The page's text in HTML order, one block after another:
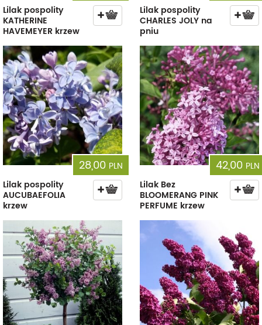
Lilak pospolity
KATHERINE
HAVEMEYER krzew
Lilak pospolity
CHARLES JOLY na
pniu
28,00 PLN
Lilak pospolity
AUCUBAEFOLIA
krzew
42,00 PLN
Lilak Bez
BLOOMERANG PINK
PERFUME krzew